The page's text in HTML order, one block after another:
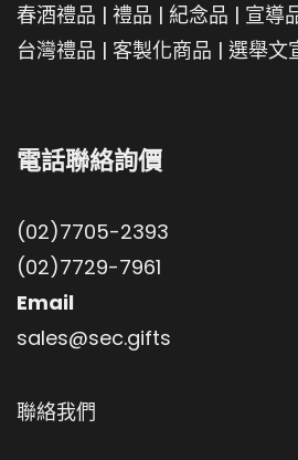
春酒禮品 | 禮品 | 紀念品 | 宣導
台灣禮品 | 客製化商品 | 選舉文
電話聯絡詢價
(02)7705-2393
(02)7729-7961
Email
sales@sec.gifts
聯絡我們